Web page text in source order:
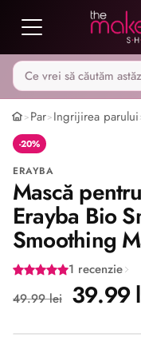
Caută pe MakeupShop
>Par>Ingrijirea parului
-20%
ERAYBA
Mască
Erayba Bio
Smoothing
1 recenzie
49.99 lei 39.99